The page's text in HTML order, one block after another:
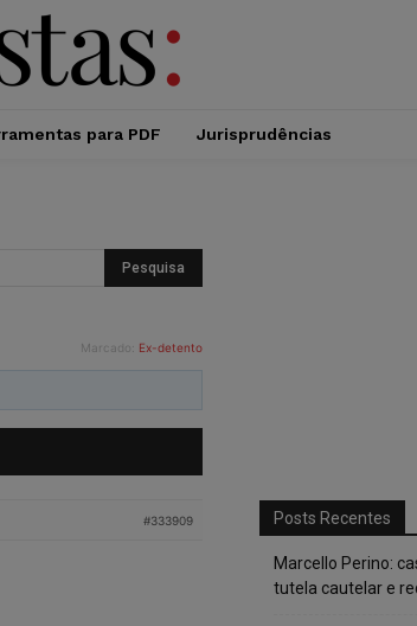
para PDF Jurisprudências
Marcado: Ex-detento
#333909 Posts Recentes
Marcello Perino:
tutela cautelar e